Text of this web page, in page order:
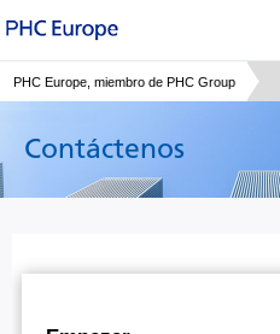
PHC Europe, miembro de PHC Group
Contáctenos